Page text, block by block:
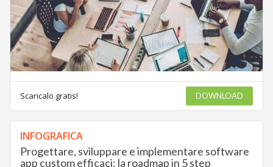
Scaricalo gratis! DOWNLOAD
INFOGRAFICA
Progettare, sviluppare e implementare software
app custom efficaci: la roadmap in 5 step